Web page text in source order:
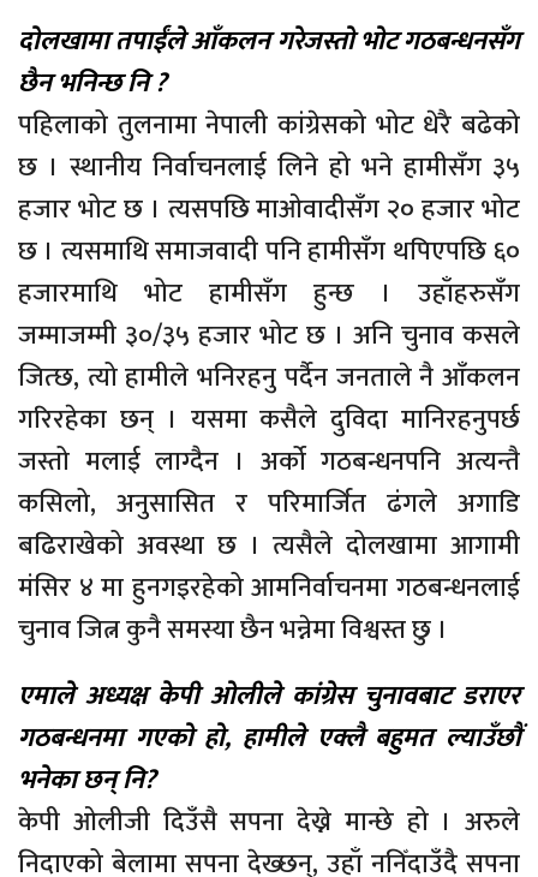
दोलखामा तपाईंले आँकलन गरेजस्तो भोट गठबन्धनसँग
छैन भनिन्छ नि ?
पहिलाको तुलनामा नेपाली कांग्रेसको भोट धेरै बढेको
छ । स्थानीय निर्वाचनलाई लिने हो भने हामीसँग ३५
हजार भोट छ । त्यसपछि माओवादीसँग २० हजार भोट
छ । त्यसमाथि समाजवादी पनि हामीसँग थपिएपछि ६०
हजारमाथि भोट हामीसँग हुन्छ । उहाँहरुसँग
जम्माजम्मी ३०/३५ हजार भोट छ । अनि चुनाव कसले
जित्छ, त्यो हामीले भनिरहनु पर्दैन जनताले नै आँकलन
गरिरहेका छन् । यसमा कसैले दुविदा मानिरहनुपर्छ
जस्तो मलाई लाग्दैन । अर्को गठबन्धनपनि अत्यन्तै
कसिलो, अनुसासित र परिमार्जित ढंगले अगाडि
बढिराखेको अवस्था छ । त्यसैले दोलखामा आगामी
मंसिर ४ मा हुनगइरहेको आमनिर्वाचनमा गठबन्धनलाई
चुनाव जित्न कुनै समस्या छैन भन्नेमा विश्वस्त छु ।
एमाले अध्यक्ष केपी ओलीले कांग्रेस चुनावबाट डराएर
गठबन्धनमा गएको हो, हामीले एक्लै बहुमत ल्याउँछौं
भनेका छन् नि?
केपी ओलीजी दिउँसै सपना देख्ने मान्छे हो । अरुले
निदाएको बेलामा सपना देख्छन्, उहाँ ननिँदाउँदै सपना